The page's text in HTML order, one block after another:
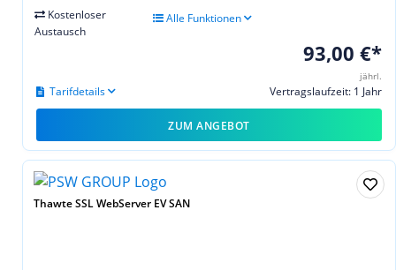
Kostenloser
Austausch
Alle Funktionen
93,00 €*
jährl.
Vertragslaufzeit: 1 Jahr
Tarifdetails
ZUM ANGEBOT
Thawte SSL WebServer EV SAN